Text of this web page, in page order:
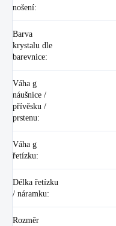
nošení:
Barva
krystalu dle
barevnice:
Váha g
náušnice /
přívěsku /
prstenu:
Váha g
řetízku:
Délka řetízku
/ náramku:
Rozměr